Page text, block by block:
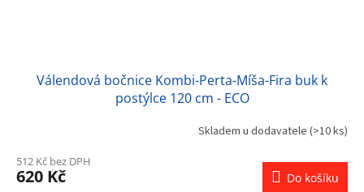
Válendová bočnice Kombi-Perta-Míša-Fira buk k
postýlce 120 cm - ECO
Skladem u dodavatele (>10 ks)
512 Kč bez DPH
620 Kč Do košíku